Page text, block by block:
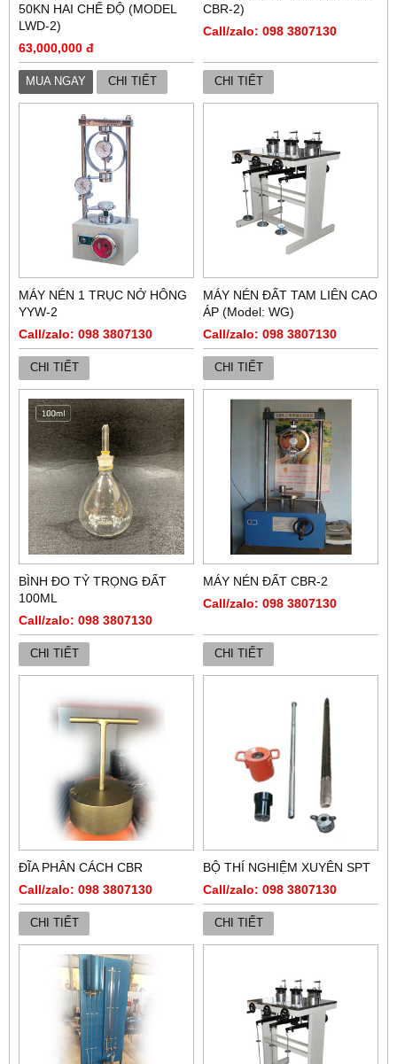
50KN HAI CHẾ ĐỘ (MODEL
LWD-2)
63,000,000 đ
CHI TIẾT
MUA NGAY
CBR-2)
Call/zalo: 098 3807130
CHI TIẾT
MÁY NÉN 1 TRỤC NỞ HÔNG
YYW-2
Call/zalo: 098 3807130
CHI TIẾT
MÁY NÉN ĐẤT TAM LIÊN CAO
ÁP (Model: WG)
Call/zalo: 098 3807130
CHI TIẾT
BÌNH ĐO TỶ TRỌNG ĐẤT
100ML
Call/zalo: 098 3807130
CHI TIẾT
MÁY NÉN ĐẤT CBR-2
Call/zalo: 098 3807130
CHI TIẾT
ĐĨA PHÂN CÁCH CBR
Call/zalo: 098 3807130
CHI TIẾT
BỘ THÍ NGHIỆM XUYÊN SPT
Call/zalo: 098 3807130
CHI TIẾT